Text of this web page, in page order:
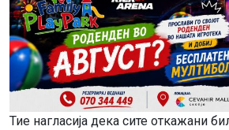
Тие нагласија дека сите откажани